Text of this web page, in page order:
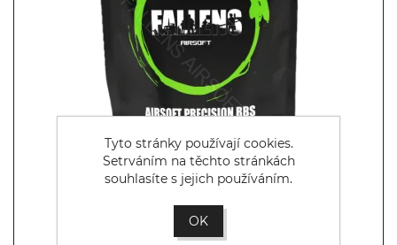
Tyto stránky používají cookies.
Setrváním na těchto stránkách
souhlasíte s jejich používáním.
OK